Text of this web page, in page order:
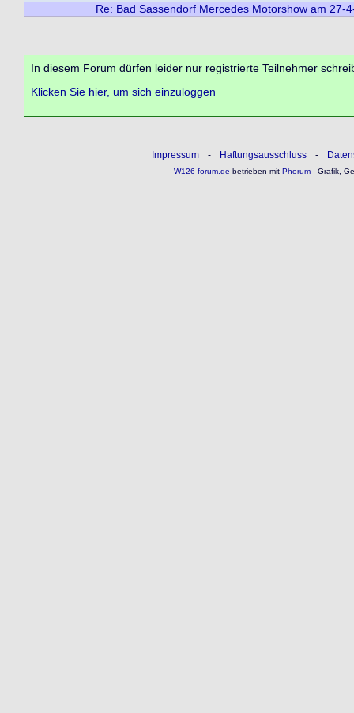
Re: Bad Sassendorf Mercedes Motorshow am 27-
In diesem Forum dürfen leider nur registrierte Teilnehmer
Klicken Sie hier, um sich einzuloggen
Impressum - Haftungsausschluss -
W126-forum.de betrieben mitPhorum- Grafik,